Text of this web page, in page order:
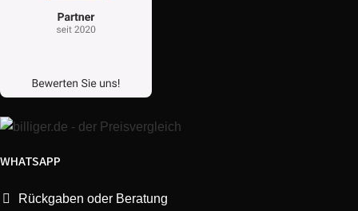
WHATSAPP
Rückgaben oder Beratung